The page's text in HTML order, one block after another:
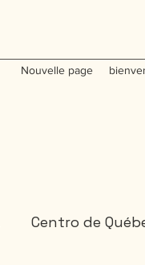
Nouvelle page
Centro de